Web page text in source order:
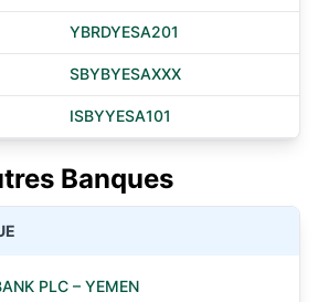
YBRDYESA201
SBYBYESAXXX
ISBYYESA101
Banques
PLC – YEMEN